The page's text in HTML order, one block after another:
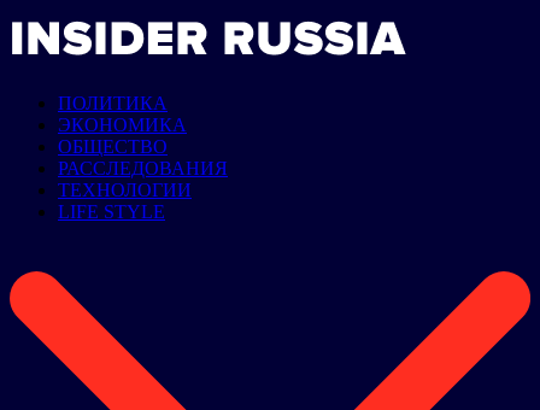
ПОЛИТИКА
ЭКОНОМИКА
ОБЩЕСТВО
РАССЛЕДОВАНИЯ
ТЕХНОЛОГИИ
LIFE STYLE